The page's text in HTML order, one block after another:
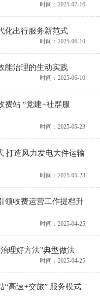
时间：2025-07-16
化出行服务新范式
时间：2025-06-10
能治理的生动实践
时间：2025-06-10
费站 “党建+社群服
时间：2025-05-23
打造风力发电大件运输
时间：2025-05-23
领收费运营工作提档升
时间：2025-04-25
理好方法”典型做法
时间：2025-04-25
“高速+交旅” 服务模式